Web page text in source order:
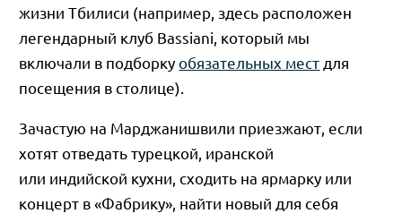
жизни Тбилиси (например, здесь расположен
легендарный клуб Bassiani, который мы
включали в подборкуобязательных мест для
посещения в столице).
Зачастую на Марджанишвили приезжают, если
хотят отведать турецкой, иранской
или индийской кухни, сходить на ярмарку или
концерт в «Фабрику», найти новый для себя